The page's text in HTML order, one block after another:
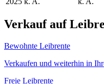
Verkauf auf
Bewohnte Leibrente
Verkaufen und weiterhin in
Freie Leibrente